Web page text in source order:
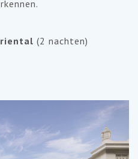
(2 nachten)